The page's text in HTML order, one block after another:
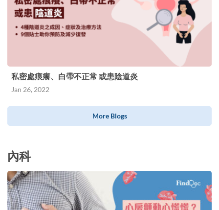
私密處痕癢、白帶不正常 或患陰道炎
Jan 26, 2022
More Blogs
內科